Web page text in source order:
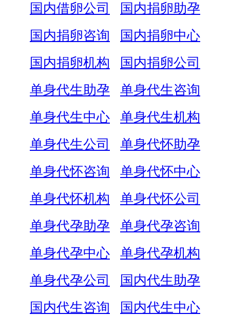
国内借卵公司
国内捐卵助孕
国内捐卵咨询
国内捐卵中心
国内捐卵机构
国内捐卵公司
单身代生助孕
单身代生咨询
单身代生中心
单身代生机构
单身代生公司
单身代怀助孕
单身代怀咨询
单身代怀中心
单身代怀机构
单身代怀公司
单身代孕助孕
单身代孕咨询
单身代孕中心
单身代孕机构
单身代孕公司
国内代生助孕
国内代生咨询
国内代生中心